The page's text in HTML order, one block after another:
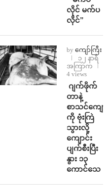
လိုင် မက်ပ
လိုင်”
by ကျော်ကြီး
၁၂ နာရီ
အကြာက
4 views
⁨⁩ ⁨ဂျက်ဖိုက်
တာနဲ့
စာသင်ကျော
ကို ဗုံးကြဲ
သွားလို့
ကျောင်း
ပျက်စီးပြီး
နွား ၁၃
ကောင်သေ